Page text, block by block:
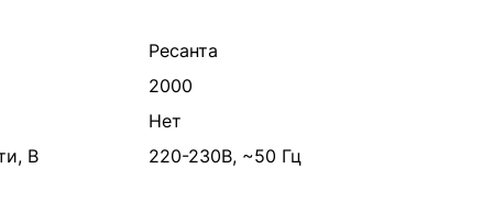
Ресанта
2000
Нет
В
220-230В, ~50 Гц